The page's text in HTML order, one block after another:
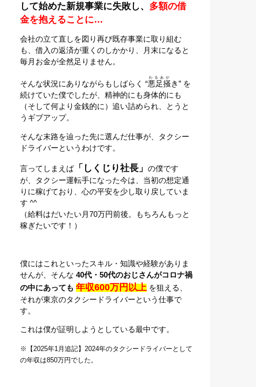
して始めた新規事業に失敗し、 多額の借
金を抱えることに…
会社の立て直しを図り再び既存事業に取り組む
も、借入の返済が重くのしかかり、月末になると
毎月お金が全然足りません。
そんな状況にありながらもしばらく “悪足掻
わるあが
き” を
続けていた僕でしたが、精神的にも身体的にも
（そして何より金銭的に）追い詰められ、とうと
うギブアップ。
そんな末路を辿った先に選んだ仕事が、タクシー
ドライバーというわけです。
言ってしまえば「しくじり社長」
の僕です
が、タクシー運転手になった今は、当初の想定通
りに稼げており、心の平安を少し取り戻していま
す ^^
（給料はだいたい月70万円前後。もちろんもっと
稼ぎたいです！）
僕にはこれといったスキル・知識や経験がありま
せんが、そんな 40代・50代のおじさんがコロナ禍
の中にあっても 年収600万円以上 を狙える、
それが東京のタクシードライバーという仕事で
す。
これは僕が証明しようとしている最中です。
※【2025年1月追記】2024年のタクシードライバーとして
の年収は850万円でした。